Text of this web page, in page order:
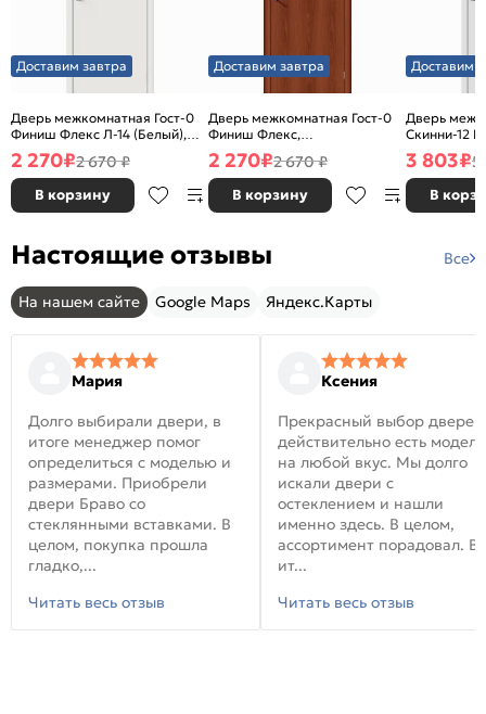
Доставим завтра
Дверь межкомнатная Гост-0
Финиш Флекс Л-14 (Белый),
глухая, каркасно-щитовая
2 270₽2 670 ₽
В корзину
Доставим завтра
Дверь межкомнатная Гост-0
Финиш Флекс,
Ламинированные Л-11
(ИталОрех), глухая, каркасно-
щитовая
2 270₽2 670 ₽
В корзину
Доставим
Дверь
Скинни-12
глухая,
3 803₽5
В
Настоящие отзывы Все
На нашем сайте Google Maps Яндекс.Карты
Мария
Долго выбирали двери, в
итоге менеджер помог
определиться с моделью и
размерами. Приобрели
двери Браво со
стеклянными вставками. В
целом, покупка прошла
гладко,...
Читать весь отзыв
Ксения
Прекрасный выбор
действительно есть модели
на любой вкус. Мы долго
искали двери с
остеклением и нашли
именно здесь. В целом,
ассортимент порадовал. В
ит...
Читать весь отзыв